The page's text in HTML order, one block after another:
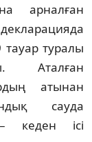
арналған
тауар туралы
Аталған
атынан
сауда
кеден ісі